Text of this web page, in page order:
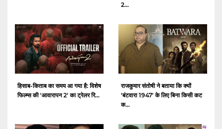
2...
हिसाब-किताब का समय आ गया है: विशेष
फिल्म्स की 'आवारापन 2' का ट्रेलर रि...
राजकुमार संतोषी ने बताया कि क्यों
'बंटवारा 1947' के लिए बिना किसी कट
क...